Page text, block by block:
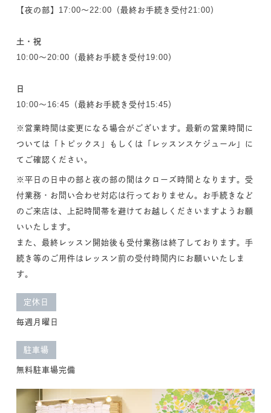
【夜の部】17:00～22:00（最終お手続き受付21:00）
土・祝
10:00～20:00（最終お手続き受付19:00）
日
10:00～16:45（最終お手続き受付15:45）
※営業時間は変更になる場合がございます。最新の営業時間に
ついては「トピックス」もしくは「レッスンスケジュール」に
てご確認ください。
※平日の日中の部と夜の部の間はクローズ時間となります。受
付業務・お問い合わせ対応は行っておりません。お手続きなど
のご来店は、上記時間帯を避けてお越しくださいますようお願
いいたします。
また、最終レッスン開始後も受付業務は終了しております。手
続き等のご用件はレッスン前の受付時間内にお願いいたしま
す。
定休日
毎週月曜日
駐車場
無料駐車場完備